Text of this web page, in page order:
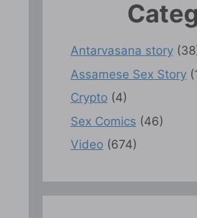
Antarvasana story
Assamese Sex Story
Crypto(4)
Sex Comics (46)
Video(674)